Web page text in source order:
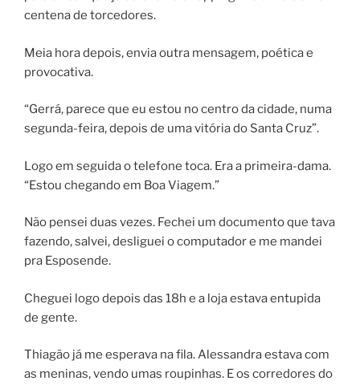
centena de torcedores.
Meia hora depois, envia outra mensagem, poética e
provocativa.
“Gerrá, parece que eu estou no centro da cidade, numa
segunda-feira, depois de uma vitória do Santa Cruz”.
Logo em seguida o telefone toca. Era a primeira-dama.
“Estou chegando em Boa Viagem.”
Não pensei duas vezes. Fechei um documento que tava
fazendo, salvei, desliguei o computador e me mandei
pra Esposende.
Cheguei logo depois das 18h e a loja estava entupida
de gente.
Thiagão já me esperava na fila. Alessandra estava com
as meninas, vendo umas roupinhas. E os corredores do